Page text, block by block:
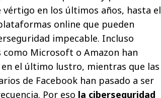
en los últimos años, hasta el
online que pueden
impecable. Incluso
Microsoft o Amazon han
el último lustro, mientras que las
de Facebook han pasado a ser
Por eso la ciberseguridad